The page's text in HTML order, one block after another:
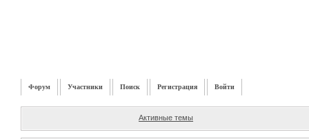
Форум Участники Поиск Регистрация Войти
Активные темы